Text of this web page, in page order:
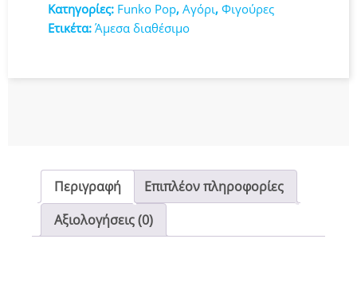
Κατηγορίες: Funko Pop, Αγόρι, Φιγούρες
Ετικέτα: Άμεσα διαθέσιμο
Περιγραφή
Επιπλέον πληροφορίες
Αξιολογήσεις (0)